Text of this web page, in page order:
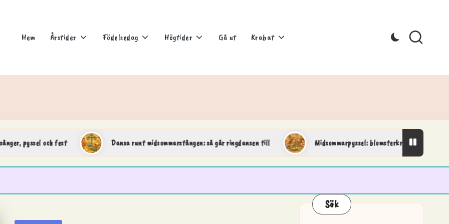
Hem Årstider Födelsedag Högtider Gå ut Krabat
och fest Dansa runt midsommarstången: så går ringdansen till Midsommarpyssel: blomsterkransar och fina detaljer
Sök